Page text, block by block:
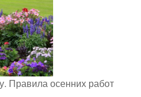
Правила осенних работ